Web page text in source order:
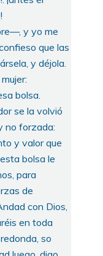
y yo me
que las
y déjola.
bolsa.
se la volvió
no forzada:
y valor que
bolsa le
para
de
con Dios,
en toda
so